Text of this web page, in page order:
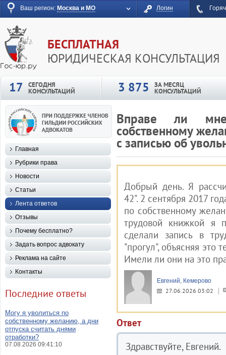
Ваш регион: Москва и МО Логин
БЕСПЛАТНАЯ
ЮРИДИЧЕСКАЯ КОНСУЛЬТАЦИЯ
17
СЕГОДНЯ
КОНСУЛЬТАЦИЙ 3 875 ЗА МЕСЯЦ
КОНСУЛЬТАЦИЙ
Вправе ли
собственному
с записью об
Добрый день. Я
42". 2 сентября 2017
по собственному
трудовой книжкой я
сделали запись в
"прогул", объясняя это
Имели ли они на это
Евгений, Кемерово
27.06.2026 03:02
Ответ
Здравствуйте, Евгений.
Главная
Рубрики права
Новости
Статьи
Лента ответов
Отзывы
Почему бесплатно?
Задать вопрос адвокату
Реклама на сайте
Контакты
Последние ответы
Могу я уволиться по
собственному желанию, а дни
отпуска считать днями
отработки?
07.08.2026 09:41:10